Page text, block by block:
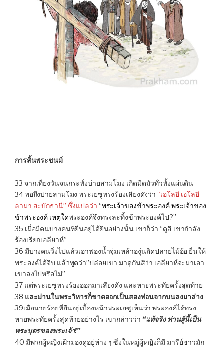
การสิ้นพระชนม์
33 จากเที่ยงวันจนกระทั่งบ่ายสามโมง เกิดมืดมัวทั่วทั้งแผ่นดิน
34 พอถึงบ่ายสามโมง พระเยซูทรงร้องเสียงดังว่า “เอโลอี เอโลอี
ลามา สะบักธานี” ซึ่งแปลว่า “พระเจ้าของข้าพระองค์ พระเจ้าของ
ข้าพระองค์ เหตุใดพระองค์จึงทรงละทิ้งข้าพระองค์ไป?”
35 เมื่อมีคนบางคนที่ยืนอยู่ได้ยินอย่างนั้น เขาก็ว่า “ดูสิ เขากำลัง
ร้องเรียกเอลียาห์”
36 มีบางคนวิ่งไปแล้วเอาฟองน้ำจุ่มเหล้าองุ่นติดปลายไม้อ้อ ยื่นให้
พระองค์ได้จิบ แล้วพูดว่า”ปล่อยเขา มาดูกันสิว่า เอลียาห์จะมาเอา
เขาลงไปหรือไม่”
37 แต่พระเยซูทรงร้องออกมาเสียงดัง และหายพระทัยครั้งสุดท้าย
38 และม่านในพระวิหารก็ขาดออกเป็นสองท่อนจากบนลงมาล่าง
39เมื่อนายร้อยที่ยืนอยู่เบื้องหน้าพระเยซูเห็นว่า พระองค์ได้ทรง
หายพระทัยครั้งสุดท้ายอย่างไร เขากล่าวว่า “แท้จริง ท่านผู้นี้เป็น
พระบุตรของพระเจ้า!”
40 มีพวกผู้หญิงเฝ้ามองดูอยู่ห่าง ๆ ซึ่งในหมู่ผู้หญิงก็มี มารีย์ชาวมัก